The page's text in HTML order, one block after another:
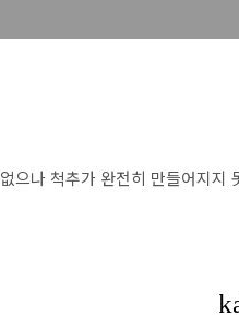
으나 척추가 완전히 만들어지